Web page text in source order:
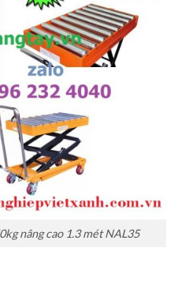
nâng cao 1.3 mét NAL35